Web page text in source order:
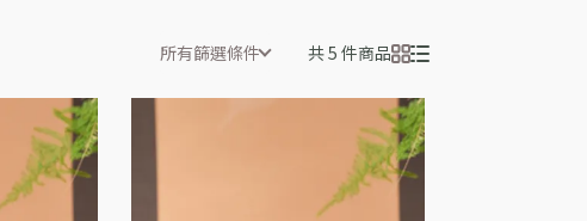
所有篩選條件 共 5 件商品